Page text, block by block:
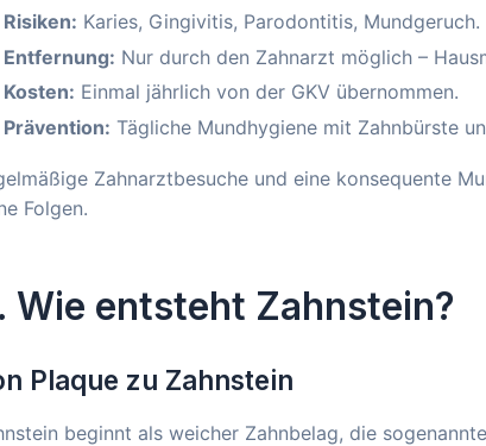
Risiken: Karies, Gingivitis, Parodontitis, Mundgeruch.
Entfernung: Nur durch den Zahnarzt möglich –
Kosten: Einmal jährlich von der GKV übernommen.
Prävention: Tägliche Mundhygiene mit Zahnbürste
Zahnarztbesuche und eine konsequente
Folgen.
Wie entsteht Zahnstein?
Plaque zu Zahnstein
beginnt als weicher Zahnbelag, die